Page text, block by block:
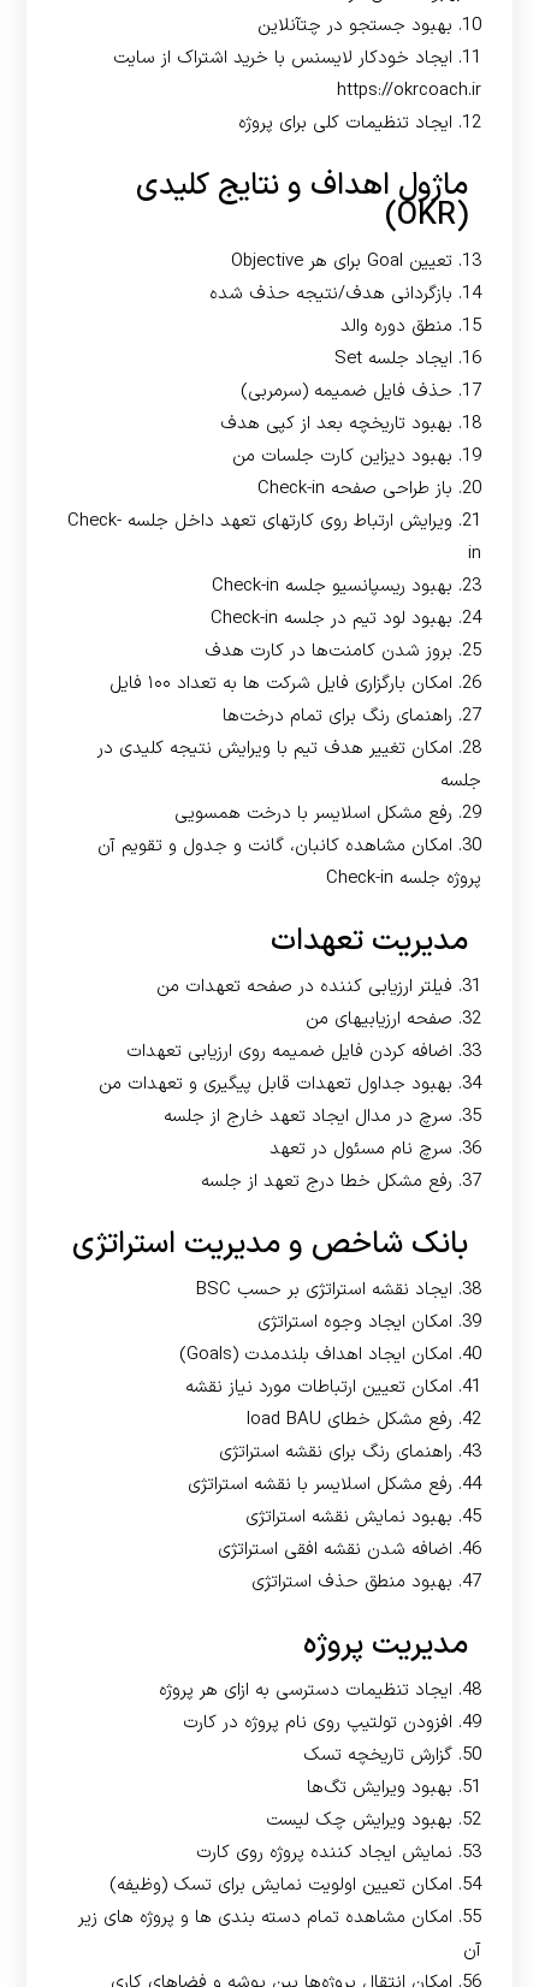
10. بهبود جستجو در چتآنلاین
11. ایجاد خودکار لایسنس با خرید اشتراک از سایت
https://okrcoach.ir
12. ایجاد تنظیمات کلی برای پروژه
ماژول اهداف و نتایج کلیدی
(OKR)
13. تعیین Goal برای هر Objective
14. بازگردانی هدف/نتیجه حذف شده
15. منطق دوره والد
16. ایجاد جلسه Set
17. حذف فایل ضمیمه (سرمربی)
18. بهبود تاریخچه بعد از کپی هدف
19. بهبود دیزاین کارت جلسات من
20. باز طراحی صفحه Check-in
21. ویرایش ارتباط روی کارتهای تعهد داخل جلسه Check-
in
23. بهبود ریسپانسیو جلسه Check-in
24. بهبود لود تیم در جلسه Check-in
25. بروز شدن کامنت‌ها در کارت هدف
26. امکان بارگزاری فایل شرکت ها به تعداد ۱۰۰ فایل
27. راهنمای رنگ برای تمام درخت‌ها
28. امکان تغییر هدف تیم با ویرایش نتیجه کلیدی در
جلسه
29. رفع مشکل اسلایسر با درخت همسویی
30. امکان مشاهده کانبان، گانت و جدول و تقویم آن
پروژه جلسه Check-in
مدیریت تعهدات
31. فیلتر ارزیابی کننده در صفحه تعهدات من
32. صفحه ارزیابیهای من
33. اضافه کردن فایل ضمیمه روی ارزیابی تعهدات
34. بهبود جداول تعهدات قابل پیگیری و تعهدات من
35. سرچ در مدال ایجاد تعهد خارج از جلسه
36. سرچ نام مسئول در تعهد
37. رفع مشکل خطا درج تعهد از جلسه
بانک شاخص و مدیریت استراتژی
38. ایجاد نقشه استراتژی بر حسب BSC
39. امکان ایجاد وجوه استراتژی
40. امکان ایجاد اهداف بلندمدت (Goals)
41. امکان تعیین ارتباطات مورد نیاز نقشه
42. رفع مشکل خطای load BAU
43. راهنمای رنگ برای نقشه استراتژی
44. رفع مشکل اسلایسر با نقشه استراتژی
45. بهبود نمایش نقشه استراتژی
46. اضافه شدن نقشه افقی استراتژی
47. بهبود منطق حذف استراتژی
مدیریت پروژه
48. ایجاد تنظیمات دسترسی به ازای هر پروژه
49. افزودن تولتیپ روی نام پروژه در کارت
50. گزارش تاریخچه تسک
51. بهبود ویرایش تگ‌ها
52. بهبود ویرایش چک لیست
53. نمایش ایجاد کننده پروژه روی کارت
54. امکان تعیین اولویت نمایش برای تسک (وظیفه)
55. امکان مشاهده تمام دسته بندی ها و پروژه های زیر
آن